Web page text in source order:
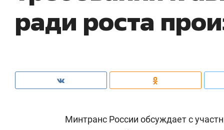
ради роста
Минтранс России обсуждает с